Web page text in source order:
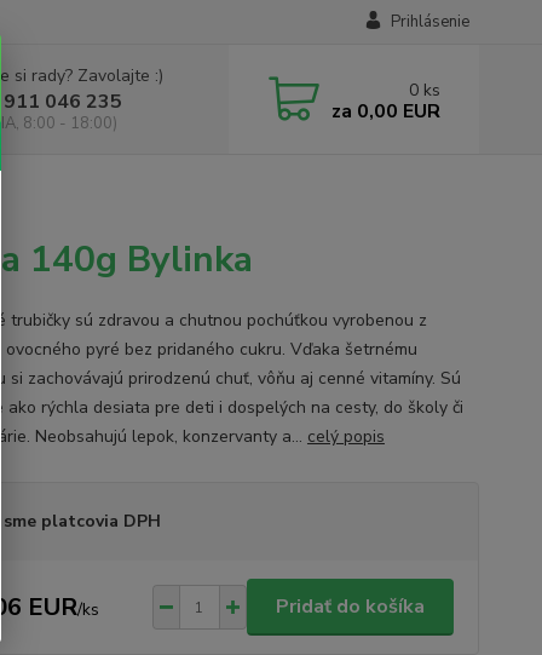
Prihlásenie
si rady? Zavolajte :)
911 046 235
8:00 - 18:00)
0 ks
za 0,00 EUR
140g Bylinka
trubičky sú zdravou a chutnou pochúťkou vyrobenou z
ovocného pyré bez pridaného cukru. Vďaka šetrnému
si zachovávajú prirodzenú chuť, vôňu aj cenné vitamíny. Sú
ako rýchla desiata pre deti i dospelých na cesty, do školy či
Neobsahujú lepok, konzervanty a... celý popis
sme platcovia DPH
EUR/ks Pridať do košíka